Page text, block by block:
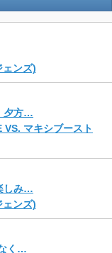
ンズ)
夕方…
VS. マキシブースト
しみ…
ンズ)
く…